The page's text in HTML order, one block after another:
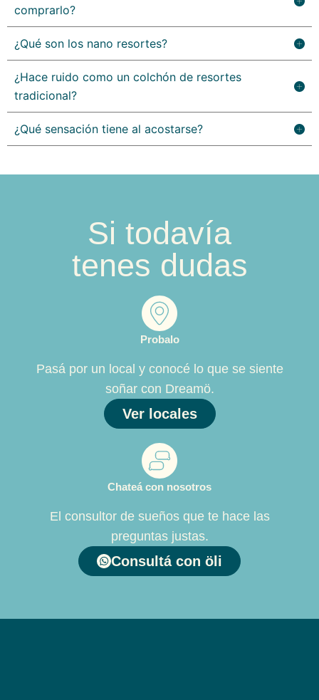
comprarlo?
¿Qué son los nano resortes?
¿Hace ruido como un colchón de resortes
tradicional?
¿Qué sensación tiene al acostarse?
Si todavía
tenes dudas
Probalo
Pasá por un local y conocé lo que se siente
soñar con Dreamö.
Ver locales
Chateá con nosotros
El consultor de sueños que te hace las
preguntas justas.
Consultá con öli